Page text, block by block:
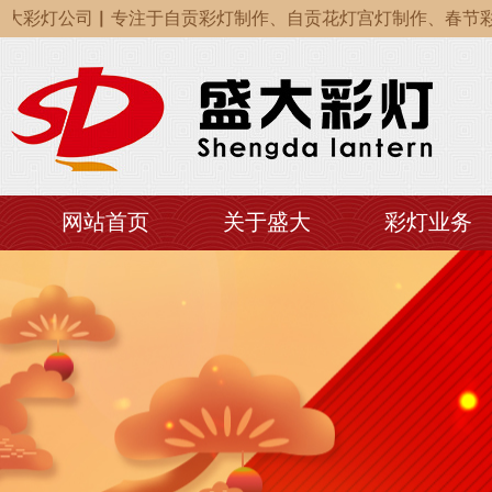
灯公司▏专注于自贡彩灯制作、自贡花灯宫灯制作、春节彩
灯公司▏专注于自贡彩灯制作、自贡花灯宫灯制作、春节彩
网站首页 关于盛大 彩灯业务